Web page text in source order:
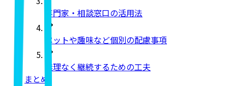
専門家・相談窓口の活用法
ペットや趣味など個別の配慮事項
無理なく継続するための工夫
まとめ